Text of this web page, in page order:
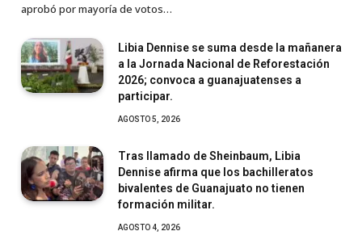
aprobó por mayoría de votos…
Libia Dennise se suma desde la mañanera
a la Jornada Nacional de Reforestación
2026; convoca a guanajuatenses a
participar.
AGOSTO 5, 2026
Tras llamado de Sheinbaum, Libia
Dennise afirma que los bachilleratos
bivalentes de Guanajuato no tienen
formación militar.
AGOSTO 4, 2026